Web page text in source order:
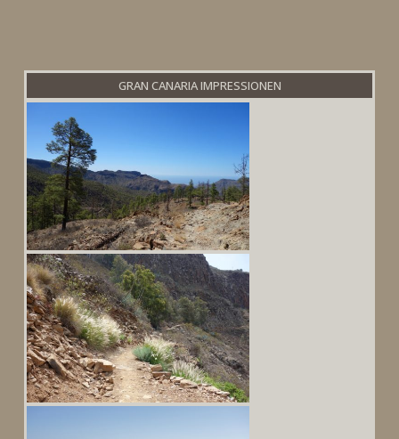
GRAN CANARIA IMPRESSIONEN